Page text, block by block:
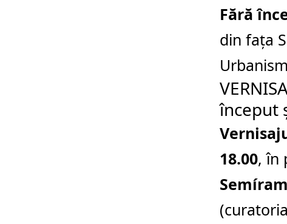
Fără
din fața
început
18.00, în